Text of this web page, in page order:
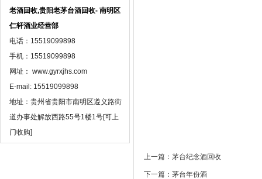
老酒回收,贵阳老茅台酒回收- 南明区
仁轩酒业经营部
电话：15519099898
手机：15519099898
网址： www.gyrxjhs.com
E-mail: 15519099898
地址：贵州省贵阳市南明区遵义路街
道办事处解放西路55号1楼1号[可上
门收购]
上一篇：茅台纪念酒回收
下一篇：茅台年份酒